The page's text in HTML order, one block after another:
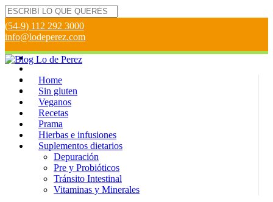
(54-9) 112 292 3000
info@lodeperez.com
Home
Sin gluten
Veganos
Recetas
Prama
Hierbas e infusiones
Suplementos dietarios
Depuración
Pre y Probióticos
Tránsito Intestinal
Vitaminas y Minerales